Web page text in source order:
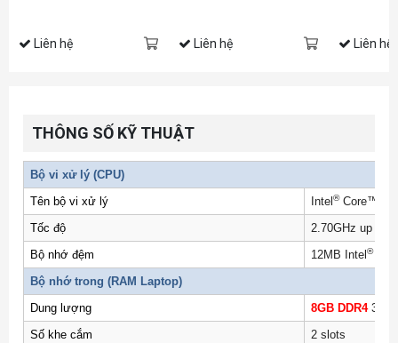
Liên hệ Liên hệ Liên hệ
THÔNG SỐ KỸ THUẬT
Bộ vi xử lý (CPU)
Tên bộ vi xử lý
Intel®Core™
Tốc độ
2.70GHz up to
Bộ nhớ đệm
12MB Intel®
Bộ nhớ trong (RAM Laptop)
Dung lượng
8GB DDR4
Số khe cắm
2 slots